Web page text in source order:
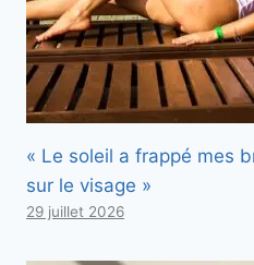
« Le soleil a frappé mes
sur le visage »
29 juillet 2026